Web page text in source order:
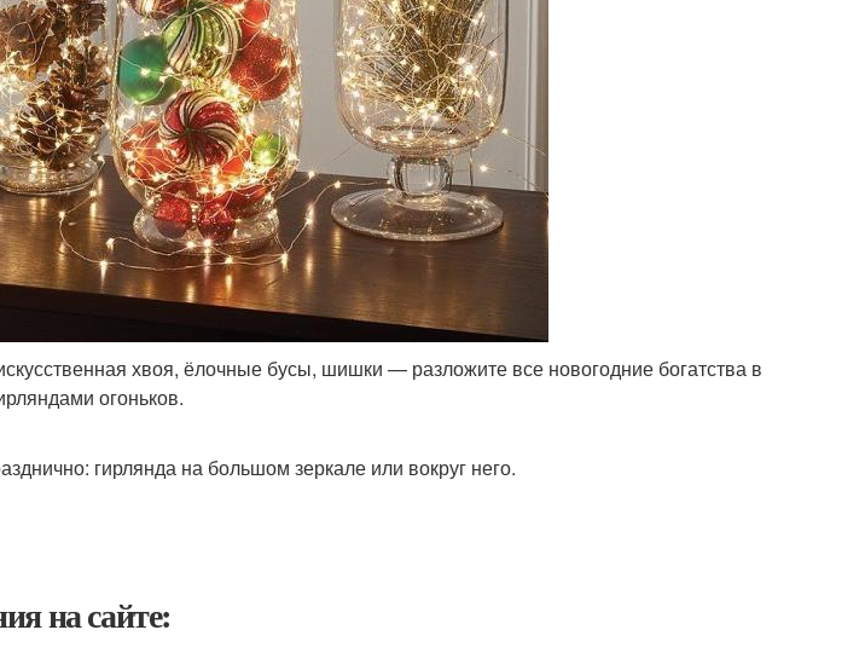
хвоя, ёлочные бусы, шишки — разложите все новогодние богатства в
огоньков.
гирлянда на большом зеркале или вокруг него.
на сайте: